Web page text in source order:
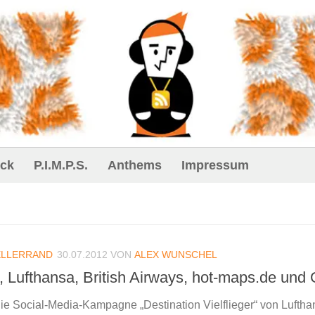
P.I.M.P.S. Anthems Impressum
30.07.2012 VON ALEX WUNSCHEL
Lufthansa, British Airways, hot-maps.de und
Social-Media-Kampagne „Destination Vielflieger“ von